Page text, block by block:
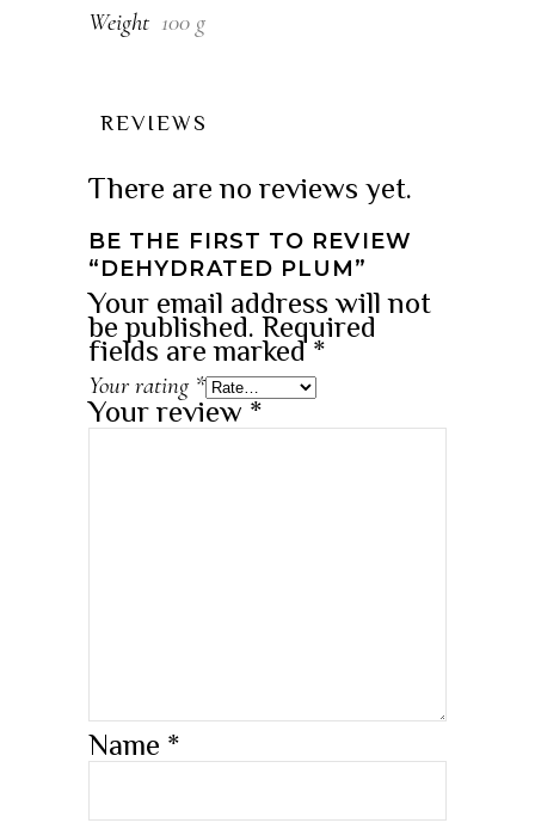
Weight 100 g
REVIEWS
There are no reviews yet.
BE THE FIRST TO REVIEW
“DEHYDRATED PLUM”
Your email address will not
be published.Required
fields are marked*
Your rating *
Your review*
Name*